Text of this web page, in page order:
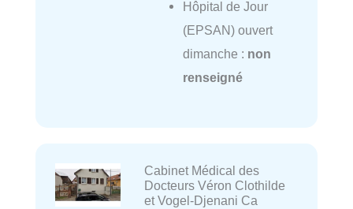
Hôpital de Jour
(EPSAN) ouvert
dimanche : non
renseigné
Cabinet Médical des
Docteurs Véron Clothilde
et Vogel-Djenani Ca